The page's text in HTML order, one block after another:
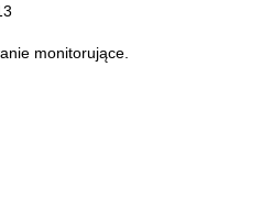
monitorujące.